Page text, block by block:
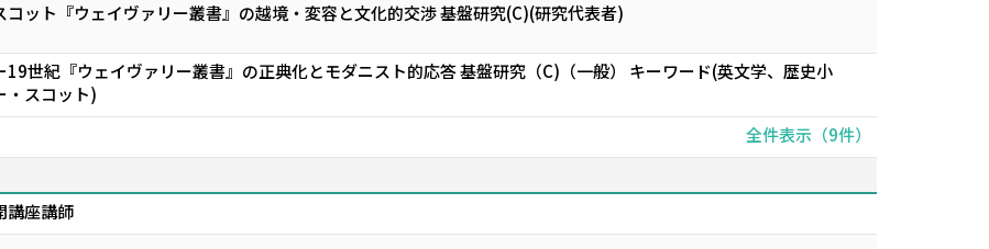
ット『ウェイヴァリー叢書』の越境・変容と文化的交渉 基盤研究(C)(研究代表者)
世紀『ウェイヴァリー叢書』の正典化とモダニスト的応答 基盤研究（C)（一般） キーワード(英文学、歴史小
・スコット)
全件表示（9件）
講座講師